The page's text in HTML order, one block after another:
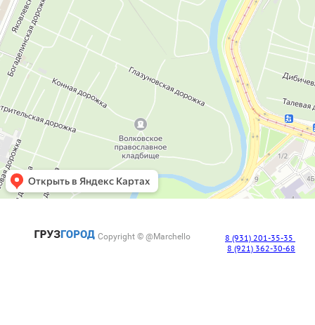
Copyright © @Marchello
8 (931) 201-35-35
8 (921) 362-30-68